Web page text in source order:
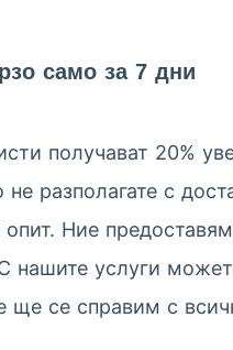
само за 7 дни
получават 20%
разполагате с
Ние
нашите услуги
ще се справим с